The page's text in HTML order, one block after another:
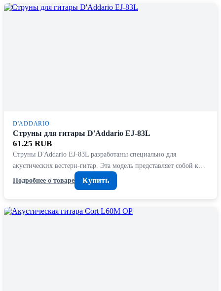
D'ADDARIO
Струны для гитары D'Addario EJ-83L
61.25 RUB
Струны D'Addario EJ-83L разработаны специально для
акустических вестерн-гитар. Эта модель представляет собой к…
Подробнее о товаре
Купить